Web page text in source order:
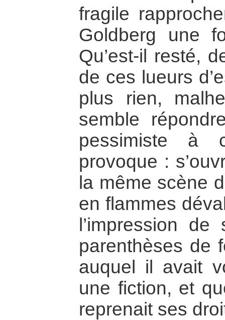
fragile
Goldberg une
Qu’est-il resté,
de ces lueurs
plus rien,
semble
pessimiste à
provoque :
la même scène
en flammes
l’impression de
parenthèses de
auquel il avait
une fiction, et
reprenait ses